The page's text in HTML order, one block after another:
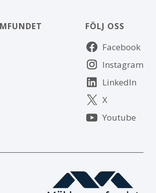
FÖLJ OSS
Följ
oss
Facebook
Instagram
LinkedIn
X
Youtube